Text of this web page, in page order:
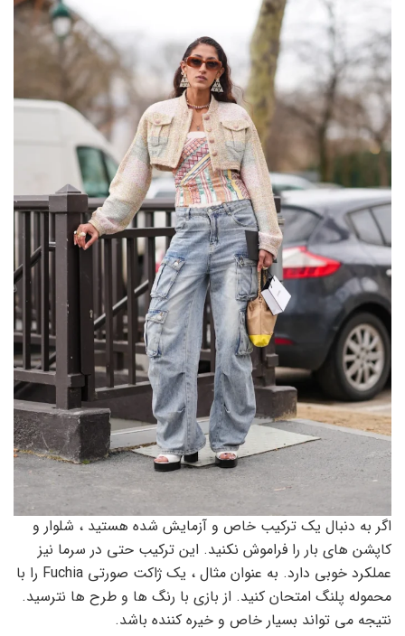
اگر به دنبال یک ترکیب خاص و آزمایش شده هستید ، شلوار و
کاپشن های بار را فراموش نکنید. این ترکیب حتی در سرما نیز
عملکرد خوبی دارد. به عنوان مثال ، یک ژاکت صورتی Fuchia را با
محموله پلنگ امتحان کنید. از بازی با رنگ ها و طرح ها نترسید.
نتیجه می تواند بسیار خاص و خیره کننده باشد.